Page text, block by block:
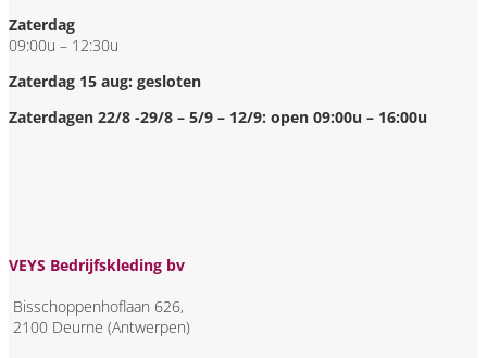
Zaterdag
09:00u – 12:30u
Zaterdag 15 aug: gesloten
Zaterdagen 22/8 -29/8 – 5/9 – 12/9: open 09:00u – 16:00u
VEYS Bedrijfskleding bv
Bisschoppenhoflaan 626,
2100 Deurne (Antwerpen)